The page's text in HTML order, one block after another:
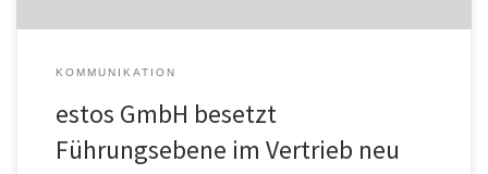
KOMMUNIKATION
estos GmbH besetzt
Führungsebene im Vertrieb neu